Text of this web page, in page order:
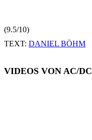
(9.5/10)
TEXT: DANIEL BÖHM
VIDEOS VON AC/DC